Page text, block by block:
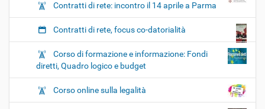
Contratti di rete: incontro il 14 aprile a Parma
Contratti di rete, focus co-datorialità
Corso di formazione e informazione: Fondi
diretti, Quadro logico e budget
Corso online sulla legalità